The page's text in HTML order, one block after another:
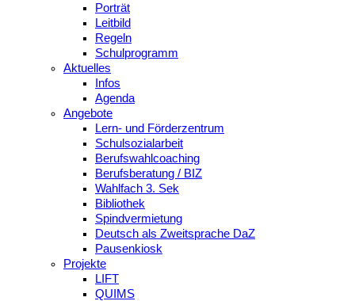
Porträt
Leitbild
Regeln
Schulprogramm
Aktuelles
Infos
Agenda
Angebote
Lern- und Förderzentrum
Schulsozialarbeit
Berufswahlcoaching
Berufsberatung / BIZ
Wahlfach 3. Sek
Bibliothek
Spindvermietung
Deutsch als Zweitsprache DaZ
Pausenkiosk
Projekte
LIFT
QUIMS